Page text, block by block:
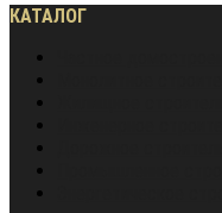
КАТАЛОГ